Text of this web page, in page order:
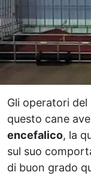
Gli operatori
questo cane
encefalico, la
sul suo
di buon grado